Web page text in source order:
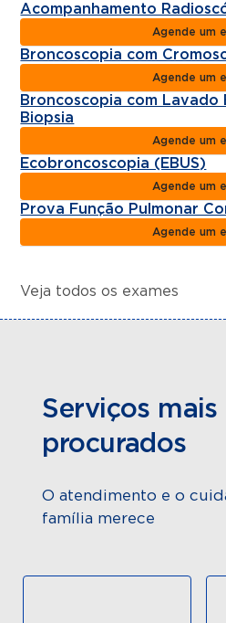
Acompanhamento
Agende um
Broncoscopia com
Agende um
Broncoscopia com Lavado
Biopsia
Agende um
Ecobroncoscopia (EBUS)
Agende um
Prova Função Pulmonar
Agende um
Veja todos os exames
Serviços mais
procurados
O atendimento e o
família merece